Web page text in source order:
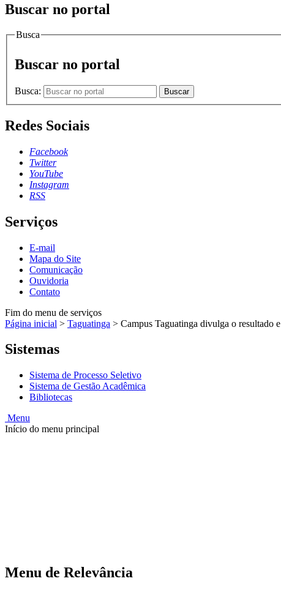
Buscar no portal
Busca
Buscar no portal
Busca: Buscar
Redes Sociais
Facebook
Twitter
YouTube
Instagram
RSS
Serviços
E-mail
Mapa do Site
Comunicação
Ouvidoria
Contato
Fim do menu de serviços
Página inicial > Taguatinga > Campus Taguatinga divulga o resultado
Sistemas
Sistema de Processo Seletivo
Sistema de Gestão Acadêmica
Bibliotecas
Menu
Início do menu principal
Menu de Relevância